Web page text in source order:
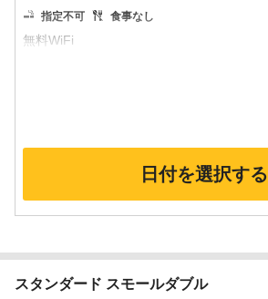
指定不可 食事なし
日付を選択する
スタンダード スモールダブル